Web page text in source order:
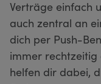
Verträge einfach
auch zentral an
dich per Push-
immer rechtzeitig
helfen dir dabei,